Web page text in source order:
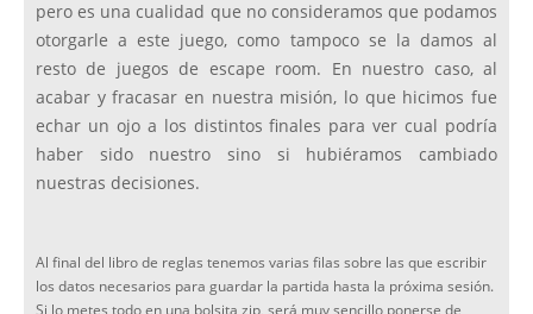
pero es una cualidad que no consideramos que podamos
otorgarle a este juego, como tampoco se la damos al
resto de juegos de escape room. En nuestro caso, al
acabar y fracasar en nuestra misión, lo que hicimos fue
echar un ojo a los distintos finales para ver cual podría
haber sido nuestro sino si hubiéramos cambiado
nuestras decisiones.
Al final del libro de reglas tenemos varias filas sobre las que escribir
los datos necesarios para guardar la partida hasta la próxima sesión.
Si lo metes todo en una bolsita zip, será muy sencillo ponerse de